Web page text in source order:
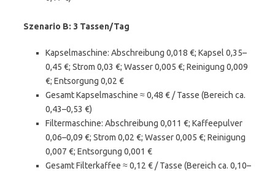
Szenario B: 3 Tassen/Tag
Kapselmaschine: Abschreibung 0,018 €; Kapsel 0,35–
0,45 €; Strom 0,03 €; Wasser 0,005 €; Reinigung 0,009
€; Entsorgung 0,02 €
Gesamt Kapselmaschine ≈ 0,48 € / Tasse (Bereich ca.
0,43–0,53 €)
Filtermaschine: Abschreibung 0,011 €; Kaffeepulver
0,06–0,09 €; Strom 0,02 €; Wasser 0,005 €; Reinigung
0,007 €; Entsorgung 0,001 €
Gesamt Filterkaffee ≈ 0,12 € / Tasse (Bereich ca. 0,10–